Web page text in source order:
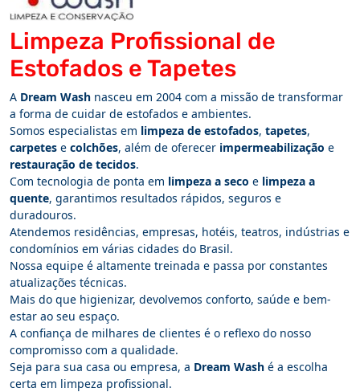
Limpeza Profissional de
Estofados e Tapetes
A Dream Wash nasceu em 2004 com a missão de transformar
a forma de cuidar de estofados e ambientes.
Somos especialistas em limpeza de estofados, tapetes,
carpetes e colchões, além de oferecer impermeabilização e
restauração de tecidos.
Com tecnologia de ponta em limpeza a seco e limpeza a
quente, garantimos resultados rápidos, seguros e
duradouros.
Atendemos residências, empresas, hotéis, teatros, indústrias e
condomínios em várias cidades do Brasil.
Nossa equipe é altamente treinada e passa por constantes
atualizações técnicas.
Mais do que higienizar, devolvemos conforto, saúde e bem-
estar ao seu espaço.
A confiança de milhares de clientes é o reflexo do nosso
compromisso com a qualidade.
Seja para sua casa ou empresa, a Dream Wash é a escolha
certa em limpeza profissional.